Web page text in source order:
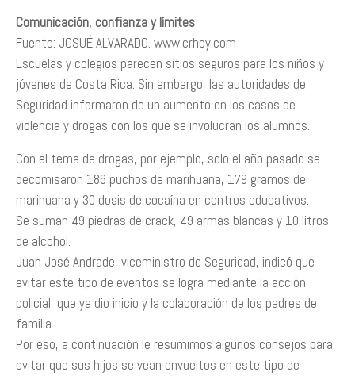
Comunicación, confianza y límites
Fuente: JOSUÉ ALVARADO. www.crhoy.com
Escuelas y colegios parecen sitios seguros para los niños y
jóvenes de Costa Rica. Sin embargo, las autoridades de
Seguridad informaron de un aumento en los casos de
violencia y drogas con los que se involucran los alumnos.
Con el tema de drogas, por ejemplo, solo el año pasado se
decomisaron 186 puchos de marihuana, 179 gramos de
marihuana y 30 dosis de cocaína en centros educativos.
Se suman 49 piedras de crack, 49 armas blancas y 10 litros
de alcohol.
Juan José Andrade, viceministro de Seguridad, indicó que
evitar este tipo de eventos se logra mediante la acción
policial, que ya dio inicio y la colaboración de los padres de
familia.
Por eso, a continuación le resumimos algunos consejos para
evitar que sus hijos se vean envueltos en este tipo de